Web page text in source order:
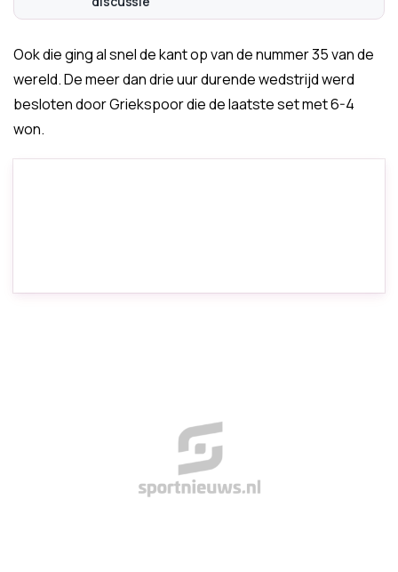
Ook die ging al snel de kant op van de nummer 35 van de
wereld. De meer dan drie uur durende wedstrijd werd
besloten door Griekspoor die de laatste set met 6-4
won.